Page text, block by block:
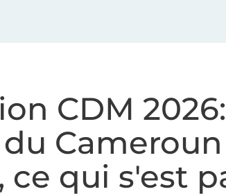
CDM
ce qui s'est